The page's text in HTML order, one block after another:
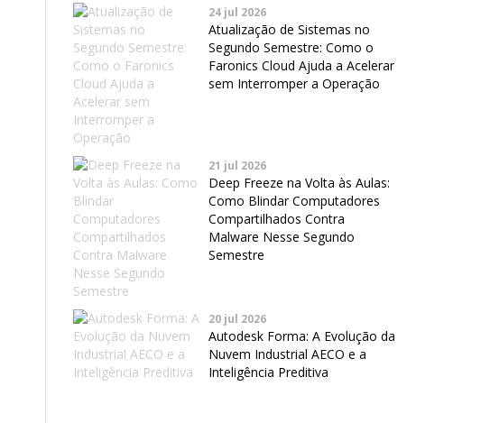
24 jul 2026
Atualização de Sistemas no
Segundo Semestre: Como o
Faronics Cloud Ajuda a Acelerar
sem Interromper a Operação
21 jul 2026
Deep Freeze na Volta às Aulas:
Como Blindar Computadores
Compartilhados Contra
Malware Nesse Segundo
Semestre
20 jul 2026
Autodesk Forma: A Evolução da
Nuvem Industrial AECO e a
Inteligência Preditiva